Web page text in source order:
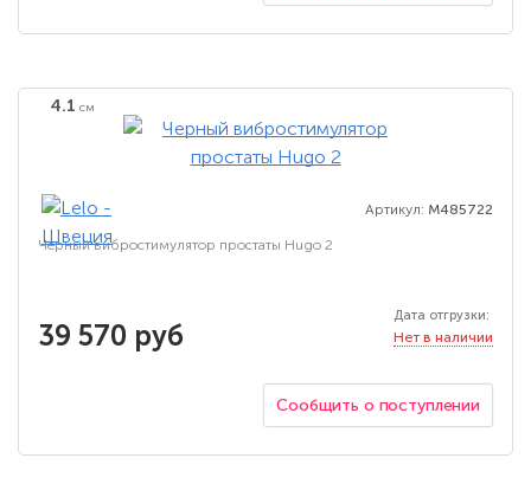
4.1 см
Артикул: M485722
Черный вибростимулятор простаты Hugo 2
39 570 руб
Дата отгрузки:
Нет в наличии
Сообщить о поступлении